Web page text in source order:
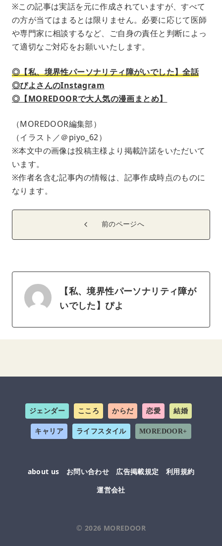
※この記事は実話を元に作成されていますが、すべて
の方が当てはまるとは限りません。必要に応じて医師
や専門家に相談するなど、ご自身の責任と判断によっ
て適切なご対応をお願いいたします。
◎【私、境界性パーソナリティ障がいでした】全話
◎ぴよさんのInstagram
◎【MOREDOORで大人気の漫画まとめ】
（MOREDOOR編集部）
（イラスト／＠piyo_62）
※本文中の画像は投稿主様より掲載許諾をいただいて
います。
※作者名含む記事内の情報は、記事作成時点のものに
なります。
前のページへ
【私、境界性パーソナリティ障が
いでした】ぴよ
ジェンダー こころ からだ 恋愛 結婚
キャリア ライフスタイル MOREDOOR+
about us お問い合わせ 広告掲載規定
利用規約
運営会社
© 2026 MOREDOOR